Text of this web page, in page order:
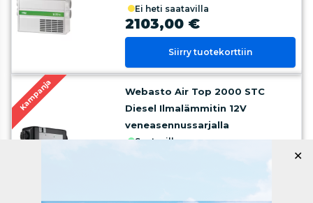
ei heti saatavilla
2103,00 €
Siirry tuotekorttiin
Kampanja
Webasto Air Top 2000 STC
Diesel Ilmalämmitin 12V
veneasennussarjalla
saatavilla
✕